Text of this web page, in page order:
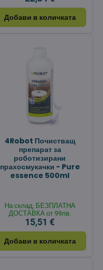
Добави в количката
4Robot Почистващ
препарат за
роботизирани
прахосмукачки - Pure
essence 500ml
На склад, БЕЗПЛАТНА
ДОСТАВКА от 99лв.
15,51 €
Добави в количката